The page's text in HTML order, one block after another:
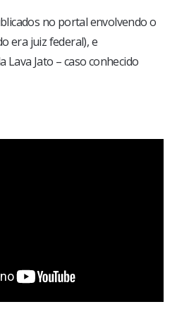
no portal envolvendo o
era juiz federal), e
Lava Jato – caso conhecido